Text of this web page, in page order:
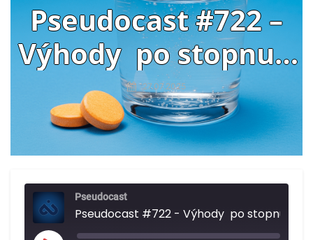
Pseudocast #722 –
Výhody po stopnutí
pitia alkoholu,
sumerská tabuľka
27.07.2025
Pseudocast